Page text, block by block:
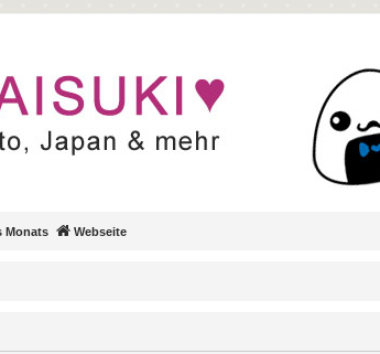
Monats Webseite